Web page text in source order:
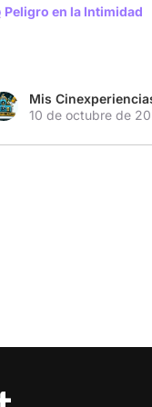
Peligro en la Intimidad
Mis
10 de octubre de